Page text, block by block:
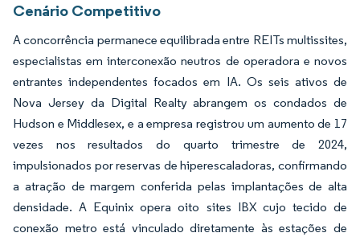
Cenário Competitivo
A concorrência permanece equilibrada entre REITs multissites,
especialistas em interconexão neutros de operadora e novos
entrantes independentes focados em IA. Os seis ativos de
Nova Jersey da Digital Realty abrangem os condados de
Hudson e Middlesex, e a empresa registrou um aumento de 17
vezes nos resultados do quarto trimestre de 2024,
impulsionados por reservas de hiperescaladoras, confirmando
a atração de margem conferida pelas implantações de alta
densidade. A Equinix opera oito sites IBX cujo tecido de
conexão metro está vinculado diretamente às estações de